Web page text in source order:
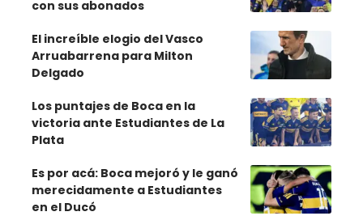
con sus abonados
El increíble elogio del Vasco
Arruabarrena para Milton
Delgado
Los puntajes de Boca en la
victoria ante Estudiantes de La
Plata
Es por acá: Boca mejoró y le ganó
merecidamente a Estudiantes
en el Ducó